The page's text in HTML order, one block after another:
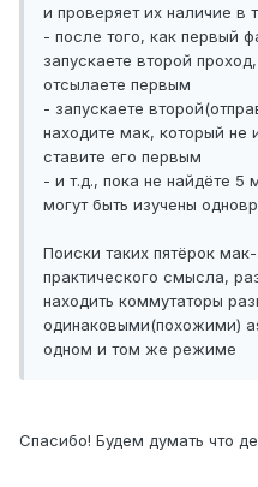
и проверяет их наличие в
- после того, как первый
запускаете второй
отсылаете первым
- запускаете
находите мак, который не
ставите его первым
- и т.д., пока не найдёте 5
могут быть изучены
Поиски таких пятёрок
практического смысла,
находить коммутаторы
одинаковыми(похожими)
одном и том же режиме
Спасибо! Будем думать что